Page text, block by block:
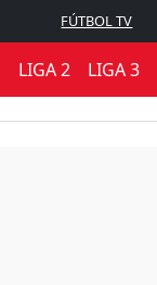
FÚTBOL TV
LIGA 2 LIGA 3